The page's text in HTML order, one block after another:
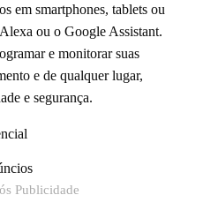
em smartphones, tablets ou
ou o Google Assistant.
e monitorar suas
e de qualquer lugar,
e segurança.
Publicidade